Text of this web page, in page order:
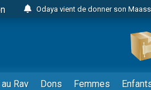
Odaya vient de donner son
3 personnes viennent de
2 personnes viennent de nous
13 personnes viennent de
Rav Dons Femmes